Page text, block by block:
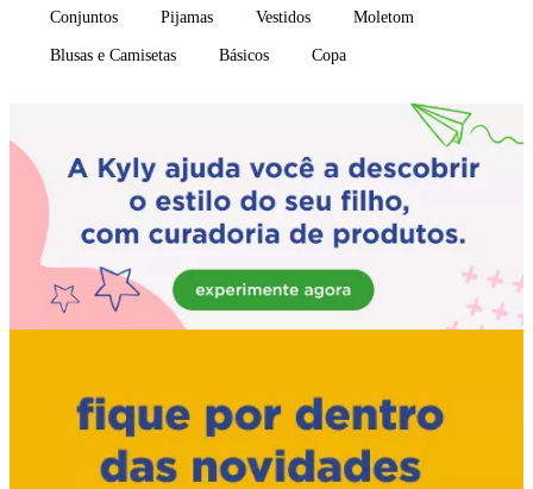
Conjuntos Pijamas Vestidos Moletom
Blusas e Camisetas Básicos Copa